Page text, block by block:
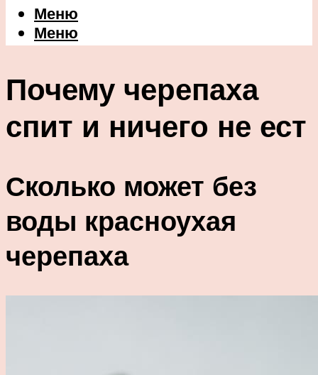
Меню
Меню
Почему черепаха
спит и ничего не ест
Сколько может без
воды красноухая
черепаха